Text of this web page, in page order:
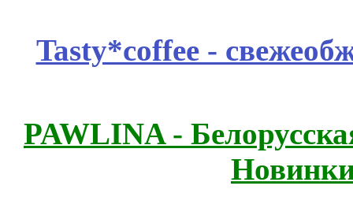
Tasty*coffee -
PAWLINA -